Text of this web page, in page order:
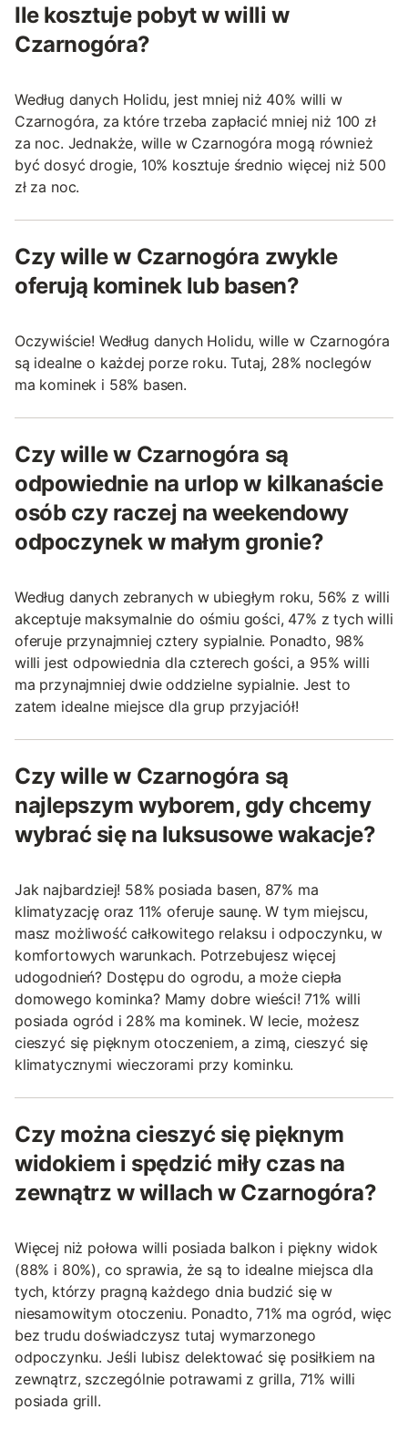
Ile kosztuje pobyt w willi w
Czarnogóra?
Według danych Holidu, jest mniej niż 40% willi w
Czarnogóra, za które trzeba zapłacić mniej niż 100 zł
za noc. Jednakże, wille w Czarnogóra mogą również
być dosyć drogie, 10% kosztuje średnio więcej niż 500
zł za noc.
Czy wille w Czarnogóra zwykle
oferują kominek lub basen?
Oczywiście! Według danych Holidu, wille w Czarnogóra
są idealne o każdej porze roku. Tutaj, 28% noclegów
ma kominek i 58% basen.
Czy wille w Czarnogóra są
odpowiednie na urlop w kilkanaście
osób czy raczej na weekendowy
odpoczynek w małym gronie?
Według danych zebranych w ubiegłym roku, 56% z willi
akceptuje maksymalnie do ośmiu gości, 47% z tych willi
oferuje przynajmniej cztery sypialnie. Ponadto, 98%
willi jest odpowiednia dla czterech gości, a 95% willi
ma przynajmniej dwie oddzielne sypialnie. Jest to
zatem idealne miejsce dla grup przyjaciół!
Czy wille w Czarnogóra są
najlepszym wyborem, gdy chcemy
wybrać się na luksusowe wakacje?
Jak najbardziej! 58% posiada basen, 87% ma
klimatyzację oraz 11% oferuje saunę. W tym miejscu,
masz możliwość całkowitego relaksu i odpoczynku, w
komfortowych warunkach. Potrzebujesz więcej
udogodnień? Dostępu do ogrodu, a może ciepła
domowego kominka? Mamy dobre wieści! 71% willi
posiada ogród i 28% ma kominek. W lecie, możesz
cieszyć się pięknym otoczeniem, a zimą, cieszyć się
klimatycznymi wieczorami przy kominku.
Czy można cieszyć się pięknym
widokiem i spędzić miły czas na
zewnątrz w willach w Czarnogóra?
Więcej niż połowa willi posiada balkon i piękny widok
(88% i 80%), co sprawia, że są to idealne miejsca dla
tych, którzy pragną każdego dnia budzić się w
niesamowitym otoczeniu. Ponadto, 71% ma ogród, więc
bez trudu doświadczysz tutaj wymarzonego
odpoczynku. Jeśli lubisz delektować się posiłkiem na
zewnątrz, szczególnie potrawami z grilla, 71% willi
posiada grill.